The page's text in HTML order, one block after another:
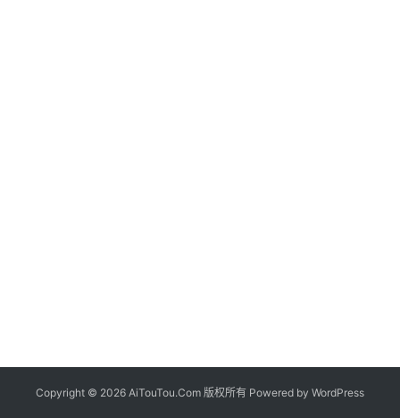
Copyright © 2026 AiTouTou.Com 版权所有 Powered by WordPress